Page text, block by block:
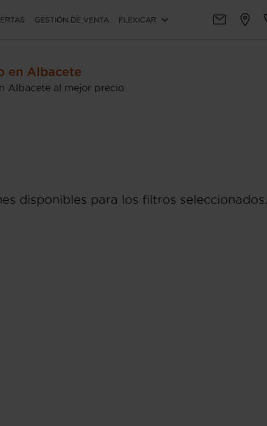
GESTIÓN DE VENTA FLEXICAR
en Albacete
Albacete al mejor precio
disponibles para los filtros seleccionados.